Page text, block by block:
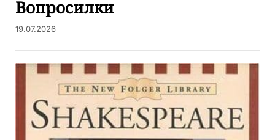
Вопросилки
19.07.2026